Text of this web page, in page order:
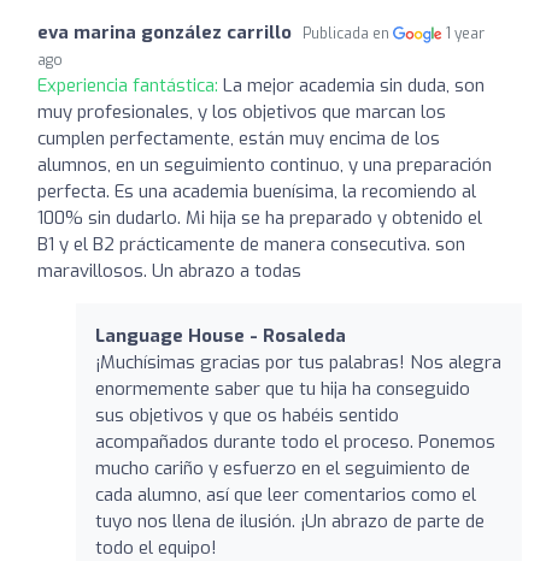
eva marina gonzález carrillo Publicada en
1 year
ago
Experiencia fantástica: La mejor academia sin duda, son
muy profesionales, y los objetivos que marcan los
cumplen perfectamente, están muy encima de los
alumnos, en un seguimiento continuo, y una preparación
perfecta. Es una academia buenísima, la recomiendo al
100% sin dudarlo. Mi hija se ha preparado y obtenido el
B1 y el B2 prácticamente de manera consecutiva. son
maravillosos. Un abrazo a todas
Language House - Rosaleda
¡Muchísimas gracias por tus palabras! Nos alegra
enormemente saber que tu hija ha conseguido
sus objetivos y que os habéis sentido
acompañados durante todo el proceso. Ponemos
mucho cariño y esfuerzo en el seguimiento de
cada alumno, así que leer comentarios como el
tuyo nos llena de ilusión. ¡Un abrazo de parte de
todo el equipo!